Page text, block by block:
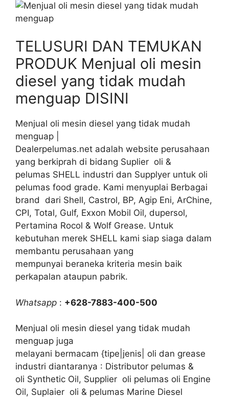
TELUSURI DAN TEMUKAN
PRODUK Menjual oli mesin
diesel yang tidak mudah
menguap DISINI
Menjual oli mesin diesel yang tidak mudah
menguap |
Dealerpelumas.net adalah website perusahaan
yang berkiprah di bidang Suplier oli &
pelumas SHELL industri dan Supplyer untuk oli
pelumas food grade. Kami menyuplai Berbagai
brand dari Shell, Castrol, BP, Agip Eni, ArChine,
CPI, Total, Gulf, Exxon Mobil Oil, dupersol,
Pertamina Rocol & Wolf Grease. Untuk
kebutuhan merek SHELL kami siap siaga dalam
membantu perusahaan yang
mempunyai beraneka kriteria mesin baik
perkapalan ataupun pabrik.
Whatsapp : +628-7883-400-500
Menjual oli mesin diesel yang tidak mudah
menguap juga
melayani bermacam {tipe|jenis| oli dan grease
industri diantaranya : Distributor pelumas &
oli Synthetic Oil, Supplier oli pelumas oli Engine
Oil, Suplaier oli & pelumas Marine Diesel